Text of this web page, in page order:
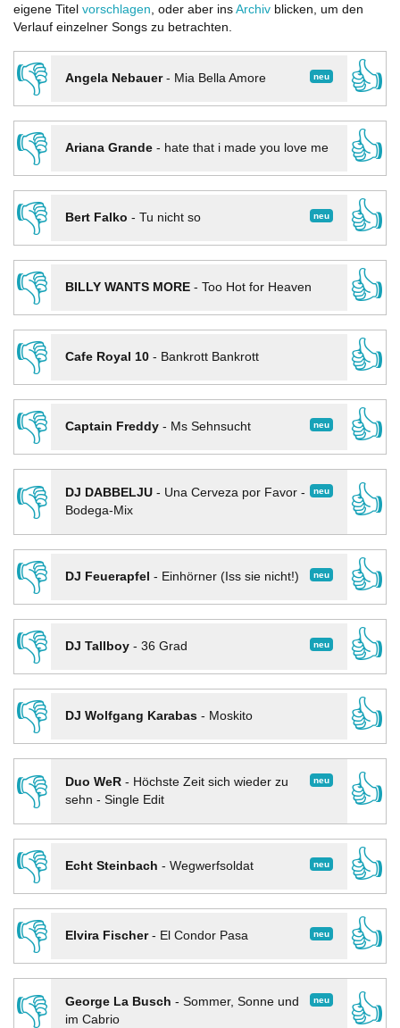
eigene Titel vorschlagen, oder aber ins Archiv blicken, um den
Verlauf einzelner Songs zu betrachten.
👎 neu
Angela Nebauer- Mia Bella Amore
👍
👎
Ariana Grande- hate that i made you love me
👍
👎
neu
Bert Falko - Tu nicht so
👍
👎
BILLY WANTS MORE- Too Hot for Heaven
👍
👎
Cafe Royal 10- Bankrott Bankrott
👍
👎
neu
Captain Freddy- Ms Sehnsucht
👍
👎
neu
DJ DABBELJU- Una Cerveza por Favor -
Bodega-Mix
👍
👎
neu
DJ Feuerapfel - Einhörner (Iss sie nicht!)
👍
👎
neu
DJ Tallboy- 36 Grad
👍
👎
DJ Wolfgang Karabas- Moskito
👍
👎
neu
Duo WeR- Höchste Zeit sich wieder zu
sehn - Single Edit
👍
👎
neu
Echt Steinbach - Wegwerfsoldat
👍
👎
neu
Elvira Fischer- El Condor Pasa
👍
👎
neu
George La Busch - Sommer, Sonne und
im Cabrio
👍